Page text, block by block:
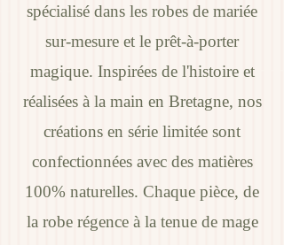
spécialisé dans les robes de mariée
sur-mesure et le prêt-à-porter
magique. Inspirées de l'histoire et
réalisées à la main en Bretagne, nos
créations en série limitée sont
confectionnées avec des matières
100% naturelles. Chaque pièce, de
la robe régence à la tenue de mage